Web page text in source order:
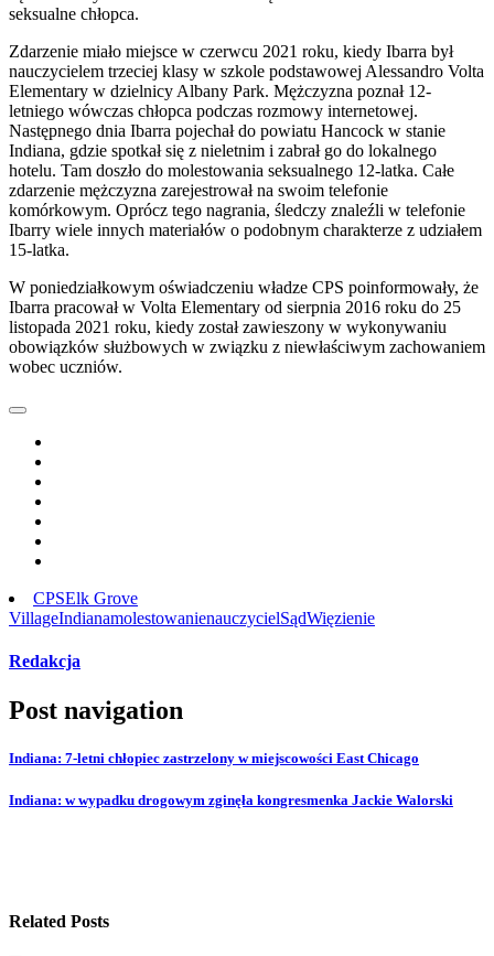
seksualne chłopca.
Zdarzenie miało miejsce w czerwcu 2021 roku, kiedy Ibarra był
nauczycielem trzeciej klasy w szkole podstawowej Alessandro Volta
Elementary w dzielnicy Albany Park. Mężczyzna poznał 12-
letniego wówczas chłopca podczas rozmowy internetowej.
Następnego dnia Ibarra pojechał do powiatu Hancock w stanie
Indiana, gdzie spotkał się z nieletnim i zabrał go do lokalnego
hotelu. Tam doszło do molestowania seksualnego 12-latka. Całe
zdarzenie mężczyzna zarejestrował na swoim telefonie
komórkowym. Oprócz tego nagrania, śledczy znaleźli w telefonie
Ibarry wiele innych materiałów o podobnym charakterze z udziałem
15-latka.
W poniedziałkowym oświadczeniu władze CPS poinformowały, że
Ibarra pracował w Volta Elementary od sierpnia 2016 roku do 25
listopada 2021 roku, kiedy został zawieszony w wykonywaniu
obowiązków służbowych w związku z niewłaściwym zachowaniem
wobec uczniów.
CPSElk Grove
VillageIndianamolestowanienauczycielSądWięzienie
Redakcja
Post navigation
Indiana: 7-letni chłopiec zastrzelony w miejscowości East Chicago
Indiana: w wypadku drogowym zginęła kongresmenka Jackie Walorski
Related Posts